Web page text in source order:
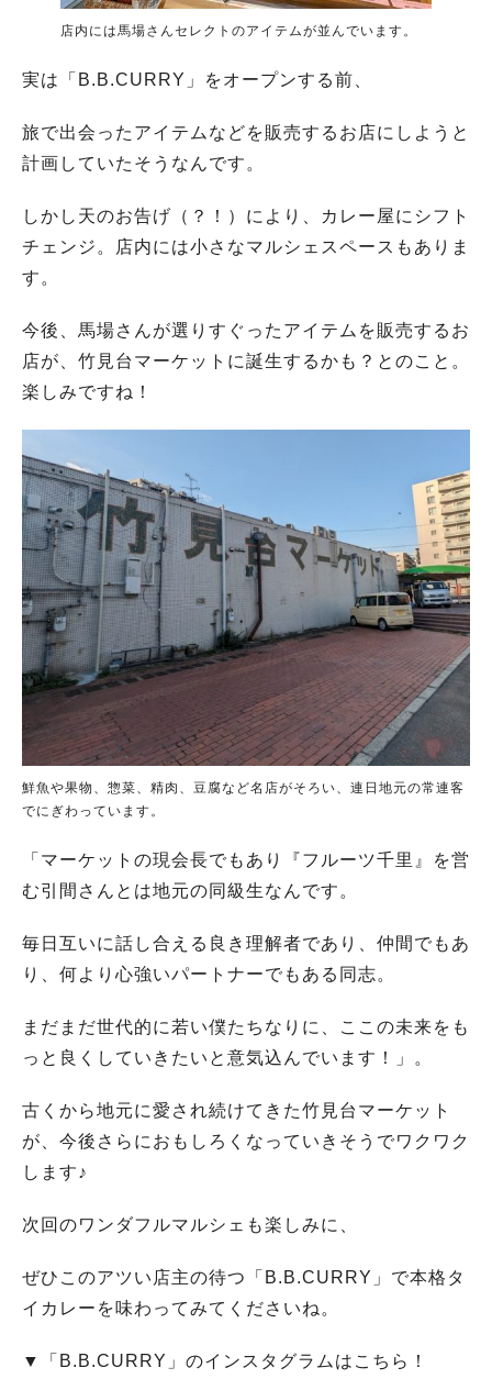
店内には馬場さんセレクトのアイテムが並んでいます。
実は「B.B.CURRY」をオープンする前、
旅で出会ったアイテムなどを販売するお店にしようと
計画していたそうなんです。
しかし天のお告げ（？！）により、カレー屋にシフト
チェンジ。店内には小さなマルシェスペースもありま
す。
今後、馬場さんが選りすぐったアイテムを販売するお
店が、竹見台マーケットに誕生するかも？とのこと。
楽しみですね！
鮮魚や果物、惣菜、精肉、豆腐など名店がそろい、連日地元の常連客
でにぎわっています。
「マーケットの現会長でもあり『フルーツ千里』を営
む引間さんとは地元の同級生なんです。
毎日互いに話し合える良き理解者であり、仲間でもあ
り、何より心強いパートナーでもある同志。
まだまだ世代的に若い僕たちなりに、ここの未来をも
っと良くしていきたいと意気込んでいます！」。
古くから地元に愛され続けてきた竹見台マーケット
が、今後さらにおもしろくなっていきそうでワクワク
します♪
次回のワンダフルマルシェも楽しみに、
ぜひこのアツい店主の待つ「B.B.CURRY」で本格タ
イカレーを味わってみてくださいね。
▼「B.B.CURRY」のインスタグラムはこちら！